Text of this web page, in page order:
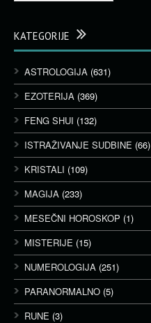
KATEGORIJE
ASTROLOGIJA (631)
EZOTERIJA (369)
FENG SHUI (132)
ISTRAŽIVANJE SUDBINE (66)
KRISTALI (109)
MAGIJA (233)
MESEČNI HOROSKOP (1)
MISTERIJE (15)
NUMEROLOGIJA (251)
PARANORMALNO (5)
RUNE (3)